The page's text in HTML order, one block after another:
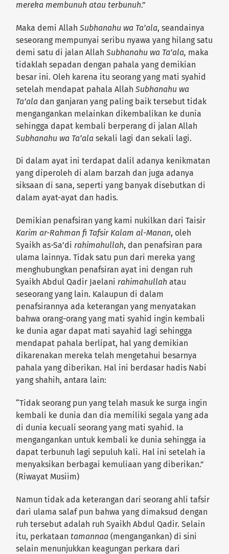
mereka membunuh atau terbunuh.”
Maka demi AllahSubhanahu wa Ta’ala, seandainya
seseorang mempunyai seribu nyawa yang hilang satu
demi satu di jalan AllahSubhanahu wa Ta’ala, maka
tidaklah sepadan dengan pahala yang demikian
besar ini. Oleh karena itu seorang yang mati syahid
setelah mendapat pahala AllahSubhanahu wa
Ta’ala dan ganjaran yang paling baik tersebut tidak
mengangankan melainkan dikembalikan ke dunia
sehingga dapat kembali berperang di jalan Allah
Subhanahu wa Ta’ala sekali lagi dan sekali lagi.
Di dalam ayat ini terdapat dalil adanya kenikmatan
yang diperoleh di alam barzah dan juga adanya
siksaan di sana, seperti yang banyak disebutkan di
dalam ayat-ayat dan hadis.
Demikian penafsiran yang kami nukilkan dari Taisir
Karim ar-Rahman fi Tafsir Kalam al-Manan, oleh
Syaikh as-Sa’di rahimahullah, dan penafsiran para
ulama lainnya. Tidak satu pun dari mereka yang
menghubungkan penafsiran ayat ini dengan ruh
Syaikh Abdul Qadir Jaelani rahimahullah atau
seseorang yang lain. Kalaupun di dalam
penafsirannya ada keterangan yang menyatakan
bahwa orang-orang yang mati syahid ingin kembali
ke dunia agar dapat mati sayahid lagi sehingga
mendapat pahala berlipat, hal yang demikian
dikarenakan mereka telah mengetahui besarnya
pahala yang diberikan. Hal ini berdasar hadis Nabi
yang shahih, antara lain:
“Tidak seorang pun yang telah masuk ke surga ingin
kembali ke dunia dan dia memiliki segala yang ada
di dunia kecuali seorang yang mati syahid. Ia
mengangankan untuk kembali ke dunia sehingga ia
dapat terbunuh lagi sepuluh kali. Hal ini setelah ia
menyaksikan berbagai kemuliaan yang diberikan.”
(Riwayat Musiim)
Namun tidak ada keterangan dari seorang ahli tafsir
dari ulama salaf pun bahwa yang dimaksud dengan
ruh tersebut adalah ruh Syaikh Abdul Qadir. Selain
itu, perkataantamannaa(mengangankan) di sini
selain menunjukkan keagungan perkara dari